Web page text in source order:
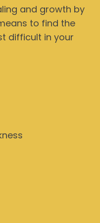
and growth by
to find the
difficult in your